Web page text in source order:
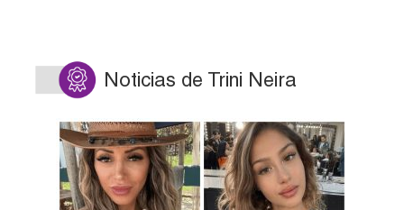
Noticias de Trini Neira